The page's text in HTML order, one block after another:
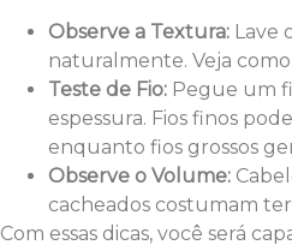
Observe a Textura: Lave
naturalmente. Veja
Teste de Fio: Pegue um
espessura. Fios finos
enquanto fios grossos
Observe o Volume:
cacheados costumam
Com essas dicas, você será